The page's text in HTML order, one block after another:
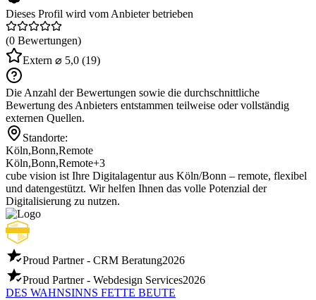
Dieses Profil wird vom Anbieter betrieben
(0 Bewertungen)
Extern ⌀ 5,0 (19)
Die Anzahl der Bewertungen sowie die durchschnittliche
Bewertung des Anbieters entstammen teilweise oder vollständig
externen Quellen.
Standorte:
Köln,Bonn,Remote
Köln,Bonn,Remote+3
cube vision ist Ihre Digitalagentur aus Köln/Bonn – remote, flexibel
und datengestützt. Wir helfen Ihnen das volle Potenzial der
Digitalisierung zu nutzen.
Proud Partner - CRM Beratung2026
Proud Partner - Webdesign Services2026
DES WAHNSINNS FETTE BEUTE